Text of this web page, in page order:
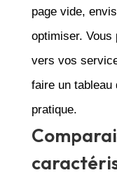
page vide,
optimiser. Vous
vers vos
faire un tableau
pratique.